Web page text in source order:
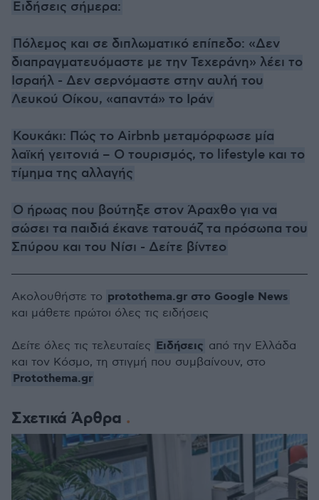
Ειδήσεις σήμερα:
Πόλεμος και σε διπλωματικό επίπεδο: «Δεν
διαπραγματευόμαστε με την Τεχεράνη» λέει το
Ισραήλ - Δεν σερνόμαστε στην αυλή του
Λευκού Οίκου, «απαντά» το Ιράν
Κουκάκι: Πώς το Airbnb μεταμόρφωσε μία
λαϊκή γειτονιά – Ο τουρισμός, το lifestyle και το
τίμημα της αλλαγής
Ο ήρωας που βούτηξε στον Άραχθο για να
σώσει τα παιδιά έκανε τατουάζ τα πρόσωπα του
Σπύρου και του Νίσι - Δείτε βίντεο
Σχετικά Άρθρα
Ακολουθήστε το protothema.gr στο Google News
και μάθετε πρώτοι όλες τις ειδήσεις
Δείτε όλες τις τελευταίες Ειδήσεις από την Ελλάδα
και τον Κόσμο, τη στιγμή που συμβαίνουν, στο
Protothema.gr